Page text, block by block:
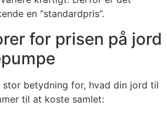
en “standardpris”.
for prisen på jord
stor betydning for, hvad din jord til
til at koste samlet: